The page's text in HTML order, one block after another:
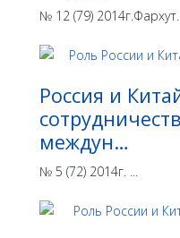
№ 12 (79)
Россия и
междун…
№ 5 (72) 2014г. ...